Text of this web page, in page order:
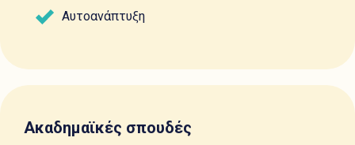
Αυτοανάπτυξη
Ακαδημαϊκές σπουδές